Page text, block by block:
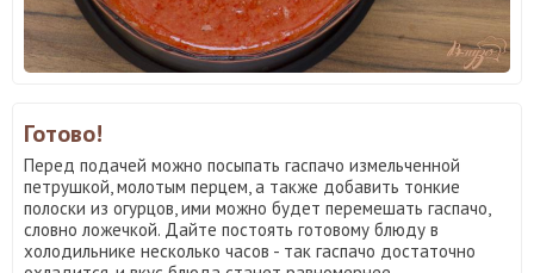
Готово!
Перед подачей можно посыпать гаспачо измельченной
петрушкой, молотым перцем, а также добавить тонкие
полоски из огурцов, ими можно будет перемешать гаспачо,
словно ложечкой. Дайте постоять готовому блюду в
холодильнике несколько часов - так гаспачо достаточно